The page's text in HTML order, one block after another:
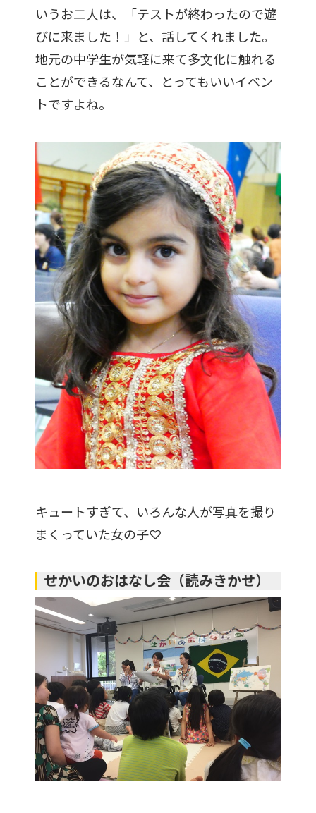
いうお二人は、「テストが終わったので遊
びに来ました！」と、話してくれました。
地元の中学生が気軽に来て多文化に触れる
ことができるなんて、とってもいいイベン
トですよね。
キュートすぎて、いろんな人が写真を撮り
まくっていた女の子♡
せかいのおはなし会（読みきかせ）